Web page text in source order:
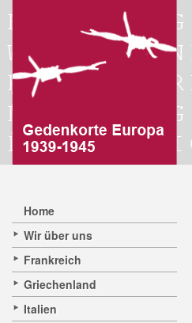
Home
Wir über uns
Frankreich
Griechenland
Italien